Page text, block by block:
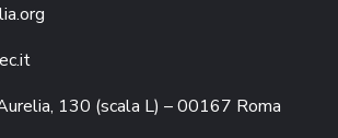
130 (scala L) – 00167 Roma